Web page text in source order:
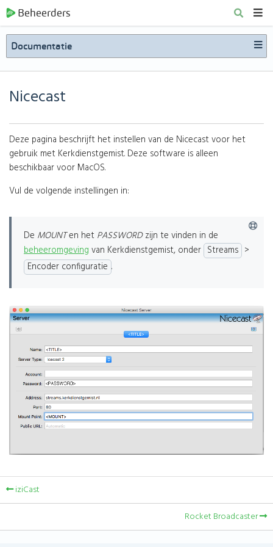
Beheerders
Documentatie
Nicecast
Deze pagina beschrijft het instellen van de Nicecast voor het
gebruik met Kerkdienstgemist. Deze software is alleen
beschikbaar voor MacOS.
Vul de volgende instellingen in:
De MOUNTen het PASSWORDzijn te vinden in de
beheeromgeving van Kerkdienstgemist, onder Streams >
Encoder configuratie .
iziCast
Rocket Broadcaster